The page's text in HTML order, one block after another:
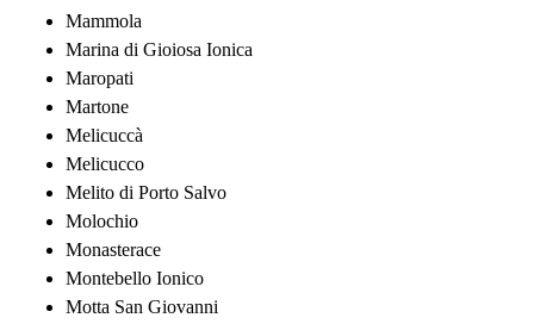
Mammola
Marina di Gioiosa Ionica
Maropati
Martone
Melicuccà
Melicucco
Melito di Porto Salvo
Molochio
Monasterace
Montebello Ionico
Motta San Giovanni